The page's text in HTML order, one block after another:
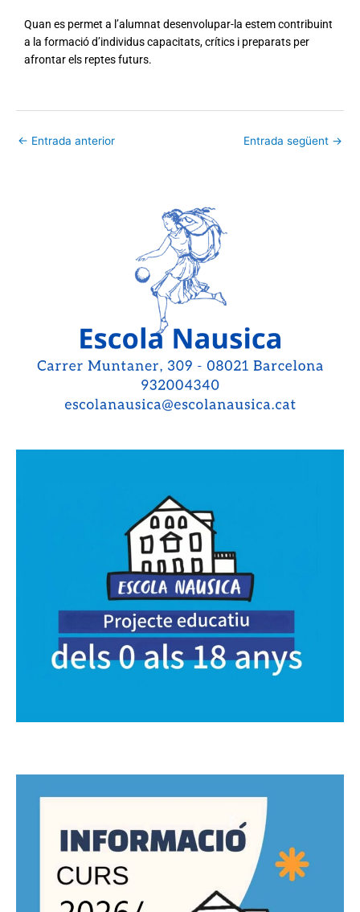
Quan es permet a l’alumnat desenvolupar-la estem contribuint
a la formació d’individus capacitats, crítics i preparats per
afrontar els reptes futurs.
← Entrada anterior Entrada següent →